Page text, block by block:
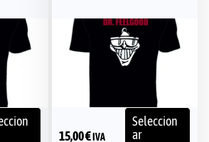
15,00€ IVA
Seleccion
ar